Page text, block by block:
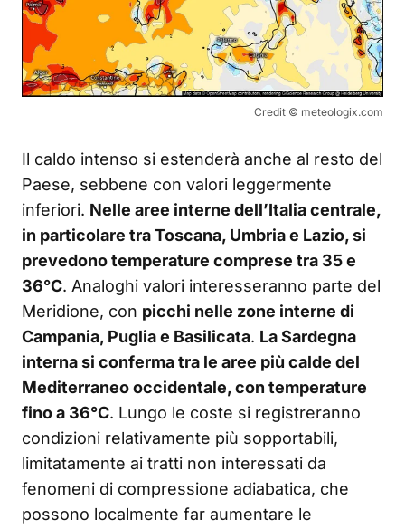
Credit © meteologix.com
Il caldo intenso si estenderà anche al resto del
Paese, sebbene con valori leggermente
inferiori. Nelle aree interne dell’Italia centrale,
in particolare tra Toscana, Umbria e Lazio, si
prevedono temperature comprese tra 35 e
36°C. Analoghi valori interesseranno parte del
Meridione, con picchi nelle zone interne di
Campania, Puglia e Basilicata. La Sardegna
interna si conferma tra le aree più calde del
Mediterraneo occidentale, con temperature
fino a 36°C. Lungo le coste si registreranno
condizioni relativamente più sopportabili,
limitatamente ai tratti non interessati da
fenomeni di compressione adiabatica, che
possono localmente far aumentare le